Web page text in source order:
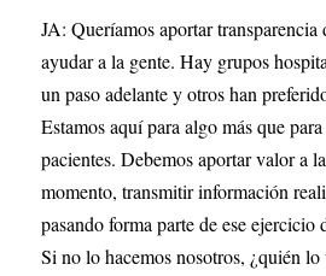
JA: Queríamos aportar
ayudar a la gente. Hay grupos
un paso adelante y otros han
Estamos aquí para algo más que
pacientes. Debemos aportar valor a
momento, transmitir información
pasando forma parte de ese ejercicio
Si no lo hacemos nosotros, ¿quién lo